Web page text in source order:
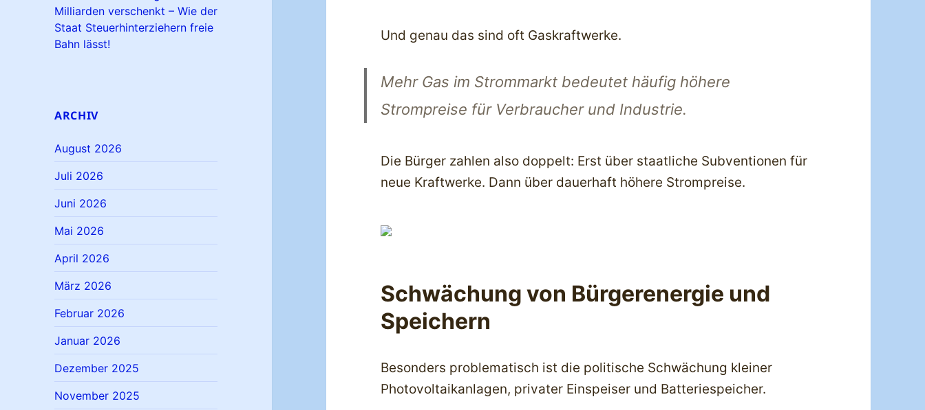
Milliarden verschenkt – Wie der
Staat Steuerhinterziehern freie
Bahn lässt!
ARCHIV
August 2026
Juli 2026
Juni 2026
Mai 2026
April 2026
März 2026
Februar 2026
Januar 2026
Dezember 2025
November 2025
Und genau das sind oft Gaskraftwerke.
Mehr Gas im Strommarkt bedeutet häufig höhere
Strompreise für Verbraucher und Industrie.
Die Bürger zahlen also doppelt: Erst über staatliche Subventionen für
neue Kraftwerke. Dann über dauerhaft höhere Strompreise.
Schwächung von Bürgerenergie und
Speichern
Besonders problematisch ist die politische Schwächung kleiner
Photovoltaikanlagen, privater Einspeiser und Batteriespeicher.